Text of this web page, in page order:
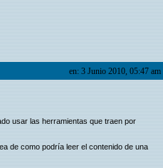
en: 3 Junio 2010, 05:47 am
usar las herramientas que traen por
de como podría leer el contenido de una